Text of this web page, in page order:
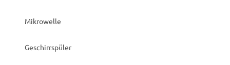
Mikrowelle
Geschirrspüler